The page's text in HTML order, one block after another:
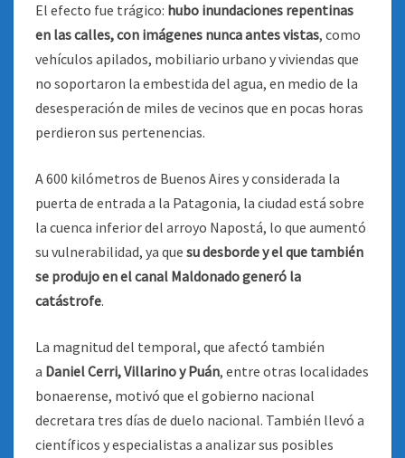
El efecto fue trágico: hubo inundaciones repentinas
en las calles, con imágenes nunca antes vistas, como
vehículos apilados, mobiliario urbano y viviendas que
no soportaron la embestida del agua, en medio de la
desesperación de miles de vecinos que en pocas horas
perdieron sus pertenencias.
A 600 kilómetros de Buenos Aires y considerada la
puerta de entrada a la Patagonia, la ciudad está sobre
la cuenca inferior del arroyo Napostá, lo que aumentó
su vulnerabilidad, ya que su desborde y el que también
se produjo en el canal Maldonado generó la
catástrofe.
La magnitud del temporal, que afectó también
a Daniel Cerri, Villarino y Puán, entre otras localidades
bonaerense, motivó que el gobierno nacional
decretara tres días de duelo nacional. También llevó a
científicos y especialistas a analizar sus posibles